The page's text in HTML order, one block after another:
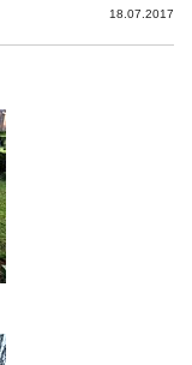
18.07.2017